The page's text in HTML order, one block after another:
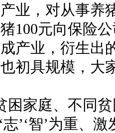
业，对从事养
100元向保险
产业，衍生出
初具规模，大
困家庭、不同
’‘智’为重、